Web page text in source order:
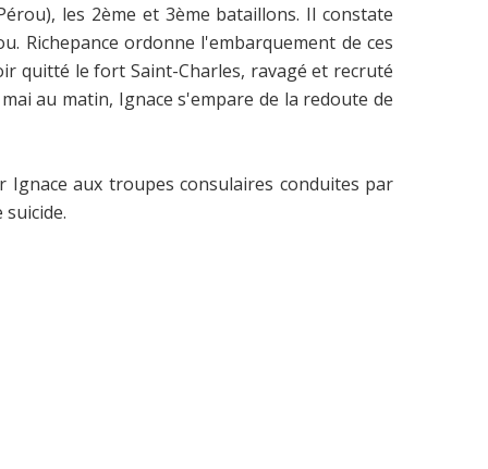
les 2ème et 3ème bataillons. Il constate
Richepance ordonne l'embarquement de ces
quitté le fort Saint-Charles, ravagé et recruté
au matin, Ignace s'empare de la redoute de
aux troupes consulaires conduites par